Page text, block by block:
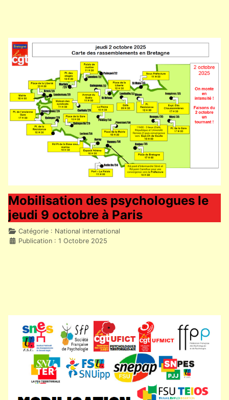
Mobilisation des psychologues le
jeudi 9 octobre à Paris
DétailsCatégorie : National international
Publication : 1 Octobre 2025